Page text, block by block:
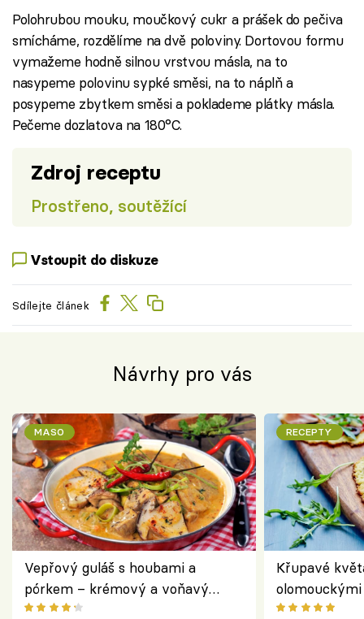
Polohrubou mouku, moučkový cukr a prášek do pečiva
smícháme, rozdělíme na dvě poloviny. Dortovou formu
vymažeme hodně silnou vrstvou másla, na to
nasypeme polovinu sypké směsi, na to náplň a
posypeme zbytkem směsi a poklademe plátky másla.
Pečeme dozlatova na 180°C.
Zdroj receptu
Prostřeno, soutěžící
Vstoupit do diskuze
Sdílejte článek
Návrhy pro vás
MASO
Vepřový guláš s houbami a
pórkem – krémový a voňavý
pokrm z jednoho hrnce
RECEPTY
Křupavé
bezlepkový